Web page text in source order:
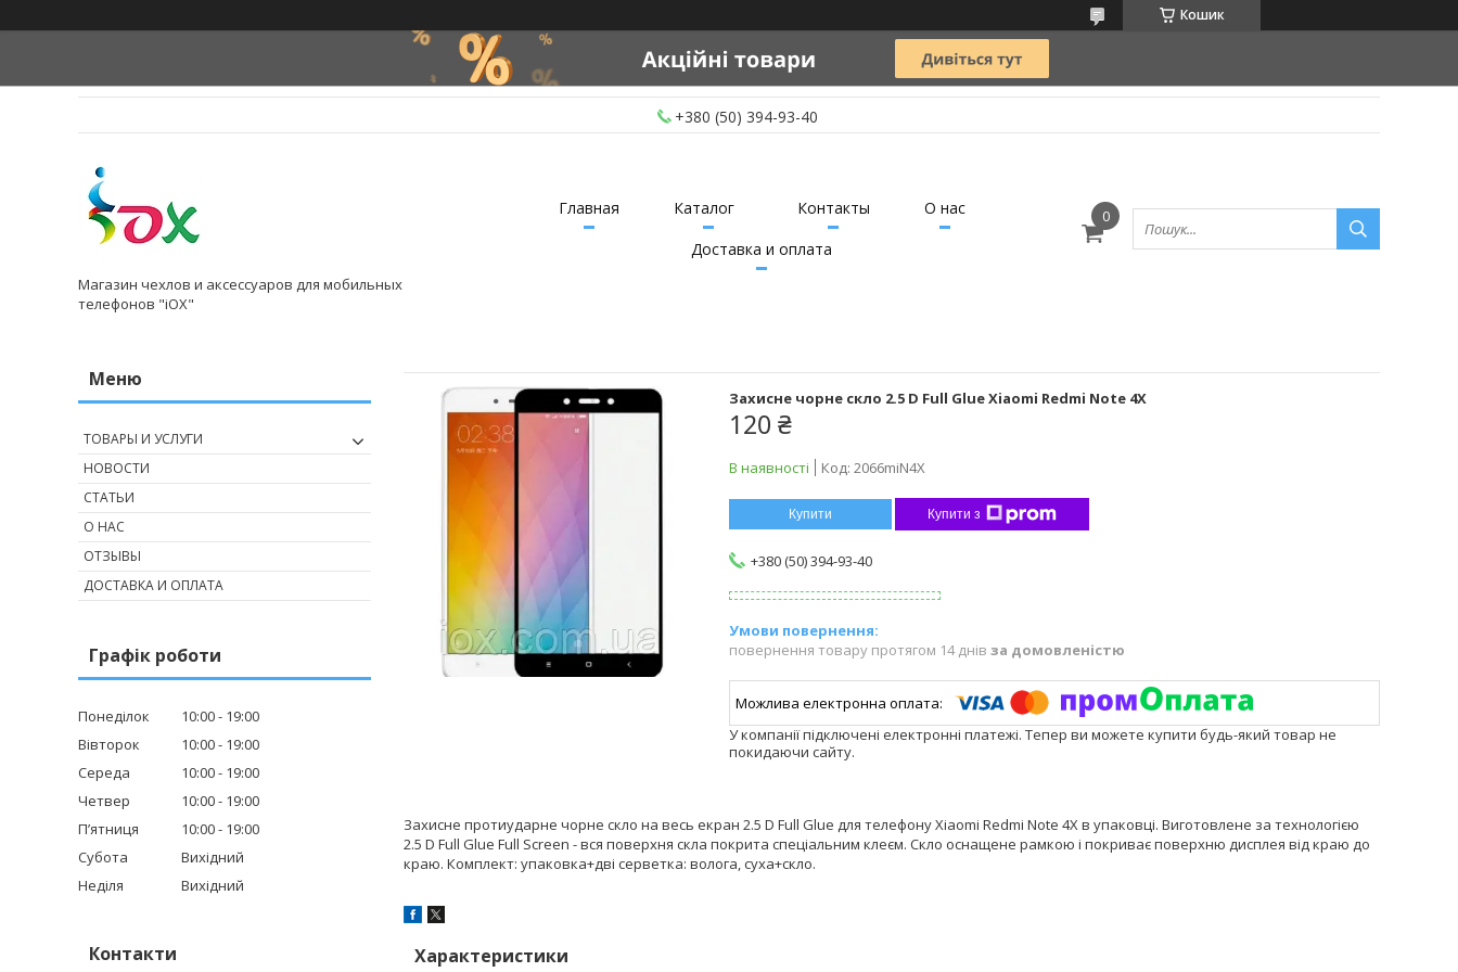
Кошик
+380 (50) 394-93-40
Магазин чехлов и аксессуаров для мобильных
телефонов "iOX"
Главная Каталог Контакты
О нас
Доставка и оплата
Захисне чорне скло 2.5 D Full Glue Xiaomi Redmi Note 4X
120 ₴
В наявності Код: 2066miN4X
Купити Купити з
+380 (50) 394-93-40
повернення товару протягом 14 днів за домовленістю
У компанії підключені електронні платежі. Тепер ви можете купити будь-який товар не
покидаючи сайту.
Захисне протиударне чорне скло на весь екран 2.5 D Full Glue для телефону Xiaomi Redmi Note 4X в упаковці. Виготовлене за технологією
2.5 D Full Glue Full Screen - вся поверхня скла покрита спеціальним клеєм. Скло оснащене рамкою і покриває поверхню дисплея від краю до
краю. Комплект: упаковка+дві серветка: волога, суха+скло.
Характеристики
ТОВАРЫ И УСЛУГИ
НОВОСТИ
СТАТЬИ
О НАС
ОТЗЫВЫ
ДОСТАВКА И ОПЛАТА
Графік роботи
Понеділок 10:00
19:00
Вівторок
10:00
19:00
Середа
10:00
19:00
Четвер
10:00
19:00
Пʼятниця
10:00
19:00
Субота
Вихідний
Неділя
Вихідний
Контакти